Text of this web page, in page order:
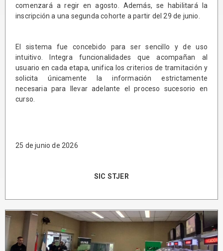
comenzará a regir en agosto. Además, se habilitará la
inscripción a una segunda cohorte a partir del 29 de junio.
El sistema fue concebido para ser sencillo y de uso
intuitivo. Integra funcionalidades que acompañan al
usuario en cada etapa, unifica los criterios de tramitación y
solicita únicamente la información estrictamente
necesaria para llevar adelante el proceso sucesorio en
curso.
25 de junio de 2026
SIC STJER